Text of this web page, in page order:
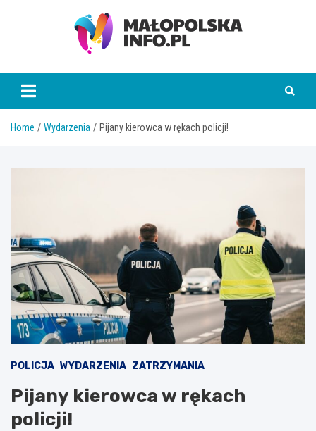
Małopolska Info
Home Wydarzenia Pijany kierowca w rękach policji!
POLICJA WYDARZENIA ZATRZYMANIA
Pijany kierowca w rękach
policji!